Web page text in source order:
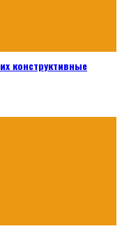
конструктивные